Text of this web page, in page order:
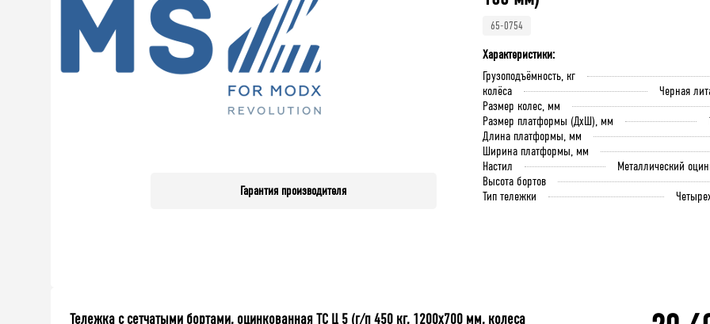
Гарантия производителя
65-0754
Характеристики:
Грузоподъёмность, кг
колёса
Черная
Размер колес, мм
Размер платформы (ДхШ), мм
Длина платформы, мм
Ширина платформы, мм
Настил
Металлический
Высота бортов
Тип тележки
Тележка с сетчатыми бортами, оцинкованная ТС Ц 5 (г/п 450 кг, 1200x700 мм, колеса